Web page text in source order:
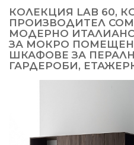
КОЛЕКЦИЯ LAB 60,
ПРОИЗВОДИТЕЛ
МОДЕРНО
ЗА МОКРО
ШКАФОВЕ ЗА
ГАРДЕРОБИ,